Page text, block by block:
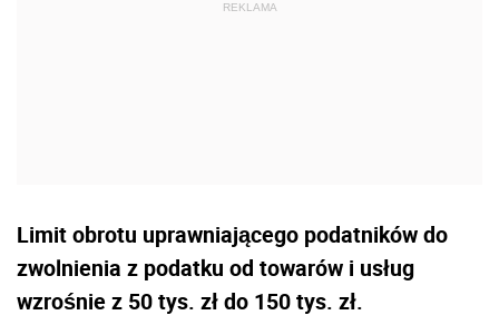
Limit obrotu uprawniającego podatników do
zwolnienia z podatku od towarów i usług
wzrośnie z 50 tys. zł do 150 tys. zł.